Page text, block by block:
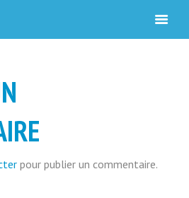
pour publier un commentaire.